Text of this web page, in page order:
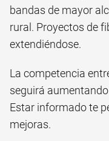
bandas de mayor
rural. Proyectos de
extendiéndose.
La competencia
seguirá
Estar informado te
mejoras.